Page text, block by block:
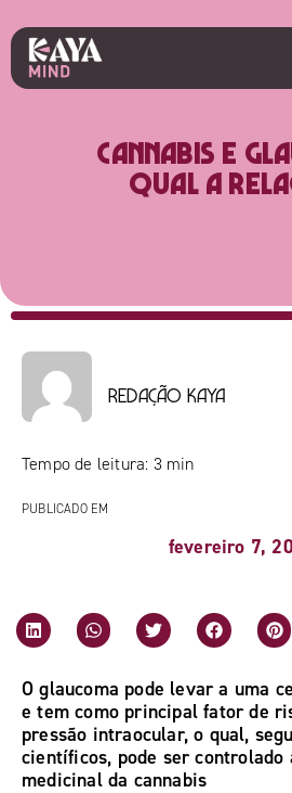
Cannabis e
qual a
Redação Kaya
Tempo de leitura: 3 min
PUBLICADO EM
fevereiro 7,
O glaucoma pode levar a uma
e tem como principal fator de
pressão intraocular, o qual,
científicos, pode ser controlado
medicinal da cannabis